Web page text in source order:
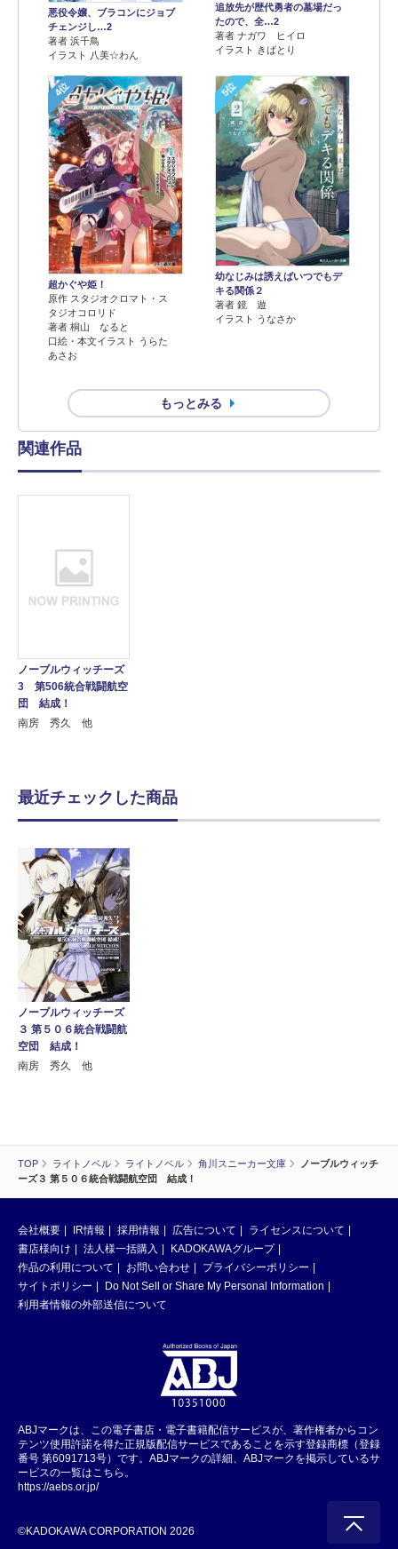
TOP ライトノベル ライトノベル 角川スニーカー文庫
ノーブルウィッチ
ーズ３ 第５０６統合戦闘航空団 結成！
悪役令嬢、ブラコンにジョブ
チェンジし…2
著者 浜千鳥
イラスト 八美☆わん
追放先が歴代勇者の墓場だっ
たので、全…2
著者 ナガワ ヒイロ
イラスト きばとり
4位
超かぐや姫！
原作 スタジオクロマト・ス
タジオコロリド
著者 桐山 なると
口絵・本文イラスト うらた
あさお
5位
幼なじみは誘えばいつでもデ
キる関係２
著者 鏡 遊
イラスト うなさか
もっとみる
関連作品
ノーブルウィッチーズ
3 第506統合戦闘航空
団 結成！
南房 秀久 他
最近チェックした商品
ノーブルウィッチーズ
３ 第５０６統合戦闘航
空団 結成！
南房 秀久 他
会社概要 IR情報 採用情報 広告について
ライセンスについて
書店様向け
法人様一括購入
KADOKAWAグループ
作品の利用について
お問い合わせ
プライバシーポリシー
サイトポリシー
Do Not Sell or Share My Personal Information
利用者情報の外部送信について
ABJマークは、この電子書店・電子書籍配信サービスが、著作権者からコン
テンツ使用許諾を得た正規版配信サービスであることを示す登録商標（登録
番号 第6091713号）です。ABJマークの詳細、ABJマークを掲示しているサ
ービスの一覧はこちら。
https://aebs.or.jp/
©KADOKAWA CORPORATION 2026